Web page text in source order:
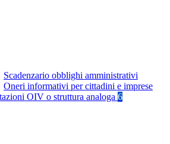
Scadenzario obblighi amministrativi
Oneri informativi per cittadini e imprese
OIV o struttura analoga 6